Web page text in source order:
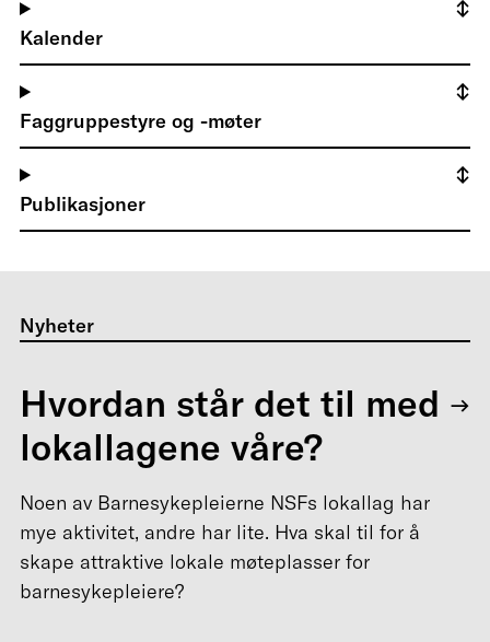
Kalender
Faggruppestyre og -møter
Publikasjoner
Nyheter
Hvordan står det til med
lokallagene våre?
Noen av Barnesykepleierne NSFs lokallag har
mye aktivitet, andre har lite. Hva skal til for å
skape attraktive lokale møteplasser for
barnesykepleiere?